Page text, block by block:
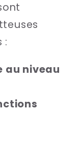
:
au niveau